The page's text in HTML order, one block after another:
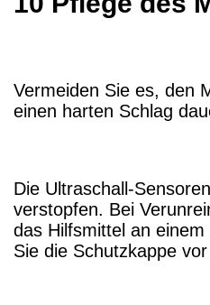
Vermeiden Sie es, den
einen harten Schlag
Die Ultraschall-
verstopfen. Bei
das Hilfsmittel an
Sie die Schutzkappe